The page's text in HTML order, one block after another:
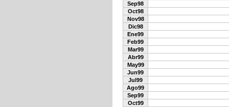
Sep98
Oct98
Nov98
Dic98
Ene99
Feb99
Mar99
Abr99
May99
Jun99
Jul99
Ago99
Sep99
Oct99